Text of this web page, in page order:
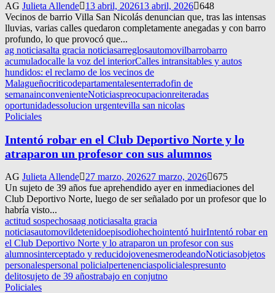
AG Julieta Allende 13 abril, 202613 abril, 2026 648
Vecinos de barrio Villa San Nicolás denuncian que, tras las intensas
lluvias, varias calles quedaron completamente anegadas y con barro
profundo, lo que provocó que...
ag noticiasalta gracia noticiasarreglosautomovilbarrobarro
acumuladocalle la voz del interiorCalles intransitables y autos
hundidos: el reclamo de los vecinos de
Malagueñocriticodepartamentalesenterradofin de
semanainconvenienteNoticiaspreocupacionreiteradas
oportunidadessolucion urgentevilla san nicolas
Policiales
Intentó robar en el Club Deportivo Norte y lo
atraparon un profesor con sus alumnos
AG Julieta Allende 27 marzo, 202627 marzo, 2026 675
Un sujeto de 39 años fue aprehendido ayer en inmediaciones del
Club Deportivo Norte, luego de ser señalado por un profesor que lo
habría visto...
actitud sospechosaag noticiasalta gracia
noticiasautomovildetenidoepisodiohechointentó huirIntentó robar en
el Club Deportivo Norte y lo atraparon un profesor con sus
alumnosinterceptado y reducidojovenesmerodeandoNoticiasobjetos
personalespersonal policialpertenenciaspolicialespresunto
delitosujeto de 39 añostrabajo en conjutno
Policiales